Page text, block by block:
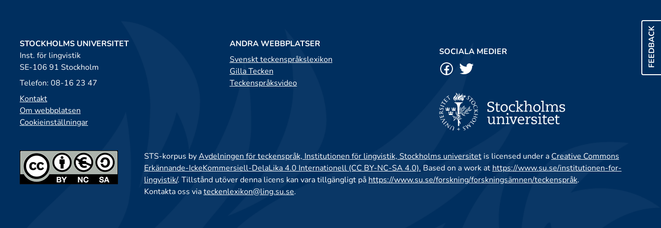
FEEDBACK
STOCKHOLMS UNIVERSITET
Inst. för lingvistik
SE-106 91 Stockholm
Telefon: 08-16 23 47
Kontakt
Om webbplatsen
Cookieinställningar
ANDRA WEBBPLATSER
Svenskt teckenspråkslexikon
Gilla Tecken
Teckenspråksvideo
SOCIALA MEDIER
STS-korpus byAvdelningen för teckenspråk, Institutionen för lingvistik, Stockholms universitetis licensed under a Creative Commons
Erkännande-IckeKommersiell-DelaLika 4.0 Internationell (CC BY-NC-SA 4.0). Based on a work at https://www.su.se/institutionen-for-
lingvistik/. Tillstånd utöver denna licens kan vara tillgängligt på https://www.su.se/forskning/forskningsämnen/teckenspråk.
Kontakta oss viateckenlexikon@ling.su.se.